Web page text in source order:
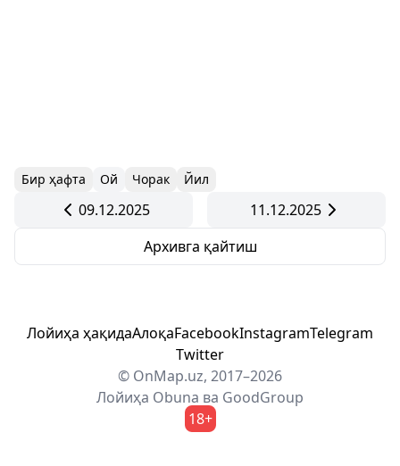
Бир ҳафта Ой Чорак Йил
09.12.2025
11.12.2025
Архивга қайтиш
Лойиҳа ҳақидаАлоқаFacebookInstagramTelegram
Twitter
© OnMap.uz, 2017–2026
Лойиҳа Obuna ва GoodGroup
18+